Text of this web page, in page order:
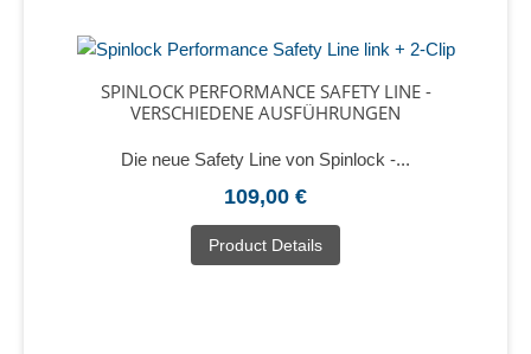
SPINLOCK PERFORMANCE SAFETY LINE -
VERSCHIEDENE AUSFÜHRUNGEN
Die neue Safety Line von Spinlock -...
109,00 €
Product Details